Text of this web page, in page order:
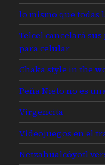
lo mismo que todas
Telcel cancelará
para celular
Chaka style in the
Peña Nieto no es
Virgencita
Videojuegos en el
Netzahualcóyotl